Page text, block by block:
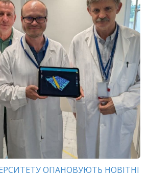
ОПАНОВУЮТЬ НОВІТНІ